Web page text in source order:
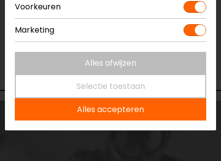
Niet op voorraad
Vestiging Eindhoven
Niet op voorraad
Vestiging Vianen
Voorkeuren
Marketing
Alles afwijzen
Selectie toestaan
Alles accepteren